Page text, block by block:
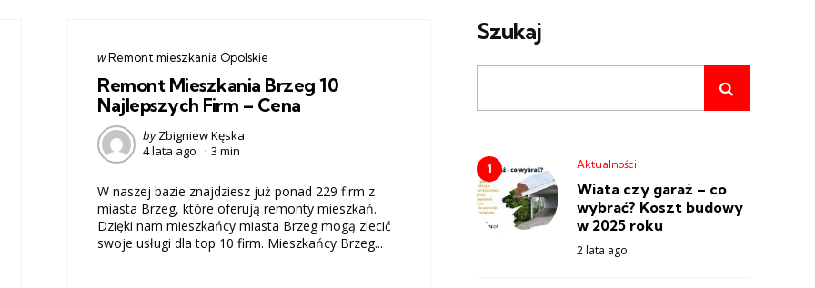
Categories
post
wRemont mieszkania Opolskie
Remont Mieszkania Brzeg 10
Najlepszych Firm – Cena
Posted
by
by Zbigniew Kęska
4 lata ago
3 min
W naszej bazie znajdziesz już ponad 229 firm z
miasta Brzeg, które oferują remonty mieszkań.
Dzięki nam mieszkańcy miasta Brzeg mogą zlecić
swoje usługi dla top 10 firm. Mieszkańcy Brzeg...
Szukaj
Aktualności
Wiata czy garaż – co
wybrać? Koszt budowy
w 2025 roku
2 lata ago